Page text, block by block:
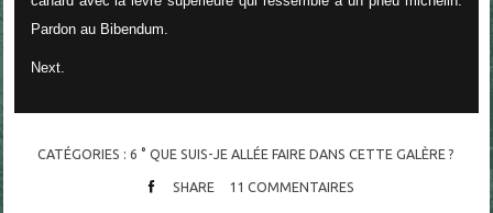
Pardon au Bibendum.
Next.
CATÉGORIES :6 ° QUE SUIS-JE ALLÉE FAIRE DANS CETTE GALÈRE ?
SHARE 11 COMMENTAIRES